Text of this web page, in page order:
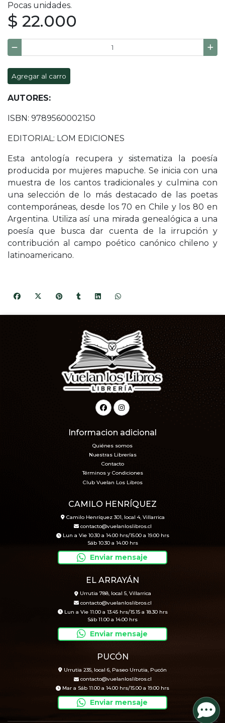
Pocas unidades.
$ 22.000
Agregar al carro
AUTORES:
ISBN: 9789560002150
EDITORIAL: LOM EDICIONES
Esta antología recupera y sistematiza la poesía
producida por mujeres mapuche. Se inicia con una
muestra de los cantos tradicionales y culmina con
una selección de lo más destacado de las poetas
contemporáneas, desde los 70 en Chile y los 80 en
Argentina. Utiliza así una mirada genealógica a una
poesía que busca dar cuenta de la irrupción y
contribución al campo poético canónico chileno y
latinoamericano.
Informacion adicional
Quiénes somos
Nuestras Librerías
Contacto
Términos y Condiciones
Club Vuelan Los Libros
CAMILO HENRÍQUEZ
Camilo Henríquez 301, local 4, Villarrica
contacto@vuelanloslibros.cl
Lun a Vie 10.30 a 14.00 hrs/15.00 a 19.00 hrs
Sáb 10.30 a 14.00 hrs
Enviar mensaje
EL ARRAYÁN
Urrutia 788, local 5, Villarrica
contacto@vuelanloslibros.cl
Lun a Vie 11.00 a 13.45 hrs/15.15 a 18.30 hrs
Sáb 11.00 a 14.00 hrs
Enviar mensaje
PUCÓN
Urrutia 235, local 6, Paseo Urrutia, Pucón
contacto@vuelanloslibros.cl
Mar a Sáb 11.00 a 14.00 hrs/15.00 a 19.00 hrs
Enviar mensaje